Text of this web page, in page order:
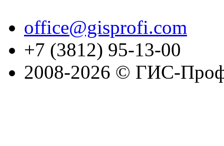
office@gisprofi.com
+7 (3812) 95-13-00
2008-2026 © ГИС-